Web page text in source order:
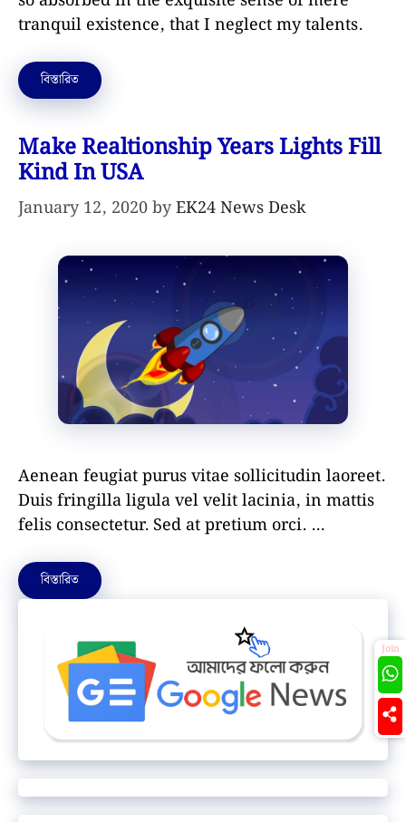
tranquil existence, that I neglect my talents.
বিস্তারিত
Make Realtionship Years Lights Fill
Kind In USA
January 12, 2020byEK24 News Desk
Aenean feugiat purus vitae sollicitudin laoreet.
Duis fringilla ligula vel velit lacinia, in mattis
felis consectetur. Sed at pretium orci. …
বিস্তারিত
Join